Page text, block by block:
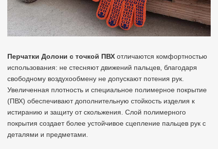
Перчатки Долони с точкой ПВХ отличаются комфортностью
использования: не стесняют движений пальцев, благодаря
свободному воздухообмену не допускают потения рук.
Увеличенная плотность и специальное полимерное покрытие
(ПВХ) обеспечивают дополнительную стойкость изделия к
истиранию и защиту от скольжения. Слой полимерного
покрытия создает более устойчивое сцепление пальцев рук с
деталями и предметами.